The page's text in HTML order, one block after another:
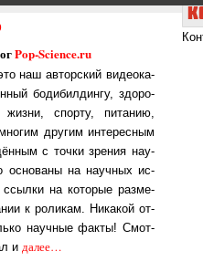
Pop-Science.ru
наш ав­тор­с­кий ви­де­о­ка­
бо­ди­бил­дин­гу, здо­ро­
спор­ту, пи­та­нию,
дру­гим ин­те­рес­ным
с точ­ки зре­ния на­у­
ос­но­ва­ны на на­уч­ных ис­
ссыл­ки на ко­то­рые раз­ме­
к ро­ли­кам. Ни­ка­кой от­
на­уч­ные фак­ты! Смот­
и да­лее…